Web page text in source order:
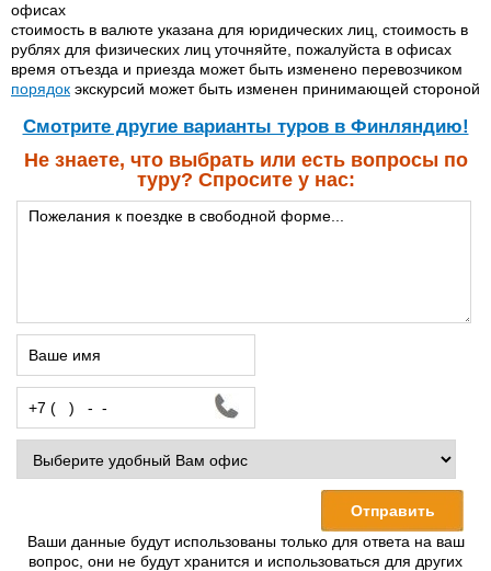
офисах
стоимость в валюте указана для юридических лиц, стоимость в
рублях для физических лиц уточняйте, пожалуйста в офисах
время отъезда и приезда может быть изменено перевозчиком
порядок экскурсий может быть изменен принимающей стороной
Cмотрите другие варианты туров в Финляндию!
Не знаете, что выбрать или есть вопросы по
туру? Спросите у нас:
Ваши данные будут использованы только для ответа на ваш
вопрос, они не будут хранится и использоваться для других